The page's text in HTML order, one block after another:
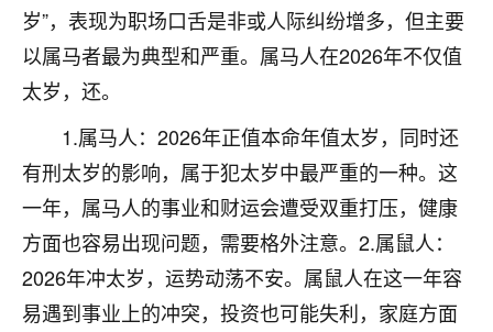
岁”，表现为职场口舌是非或人际纠纷增多，但主要
以属马者最为典型和严重。属马人在2026年不仅值
太岁，还。
1.属马人：2026年正值本命年值太岁，同时还
有刑太岁的影响，属于犯太岁中最严重的一种。这
一年，属马人的事业和财运会遭受双重打压，健康
方面也容易出现问题，需要格外注意。2.属鼠人：
2026年冲太岁，运势动荡不安。属鼠人在这一年容
易遇到事业上的冲突，投资也可能失利，家庭方面
梦醒时分
我女儿高二叛逆，大半年不上学，一说她就要死要活
的，把我们两口子愁的不行，朋友给我推荐的慧来老
师，一开始我是病急乱投医，这半年来，法事一个个
做完，我女儿跟变了个人一样，不期望她能考多好的
大学，只要能安安稳稳的把书读了，身体心理都健健
康康的我就很知足了！
鹿森 ：可怜天下父母心啊！
3小时前 来自河北 16